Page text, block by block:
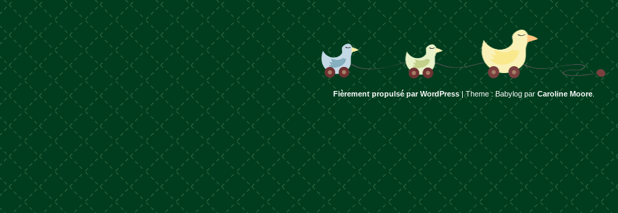
Naviguer dans les articles
Fièrement propulsé par WordPress |Theme : Babylog par Caroline Moore.